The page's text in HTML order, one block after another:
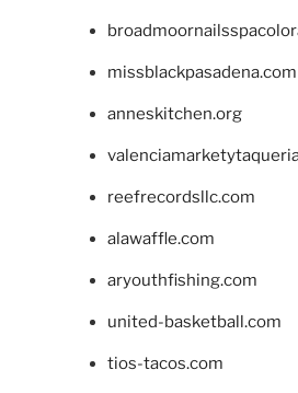
missblackpasadena.com
anneskitchen.org
reefrecordsllc.com
alawaffle.com
aryouthfishing.com
united-basketball.com
tios-tacos.com